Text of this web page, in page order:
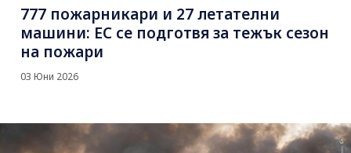
777 пожарникари и 27 летателни
машини: ЕС се подготвя за тежък сезон
на пожари
03 Юни 2026